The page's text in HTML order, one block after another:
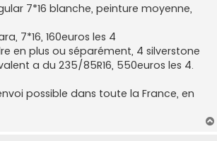
7*16 blanche, peinture moyenne,
7*16, 160euros les 4
en plus ou séparément, 4 silverstone
a du 235/85R16, 550euros les 4.
possible dans toute la France, en